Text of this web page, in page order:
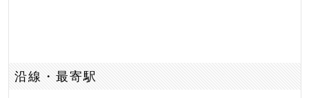
沿線・最寄駅